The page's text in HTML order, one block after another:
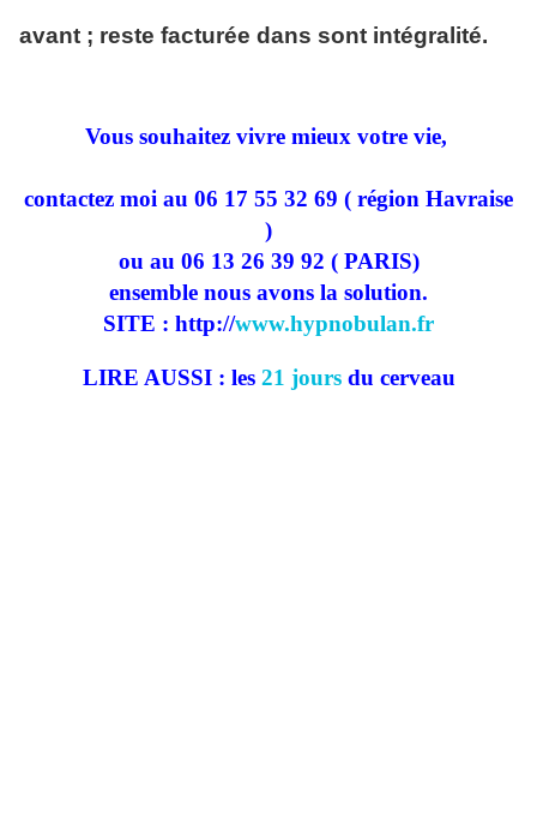
avant ; reste facturée dans sont intégralité.
Vous souhaitez vivre mieux votre vie,
contactez moi au 06 17 55 32 69 ( région Havraise
)
ou au 06 13 26 39 92 ( PARIS)
ensemble nous avons la solution.
SITE : http://www.hypnobulan.fr
LIRE AUSSI : les 21 joursdu cerveau